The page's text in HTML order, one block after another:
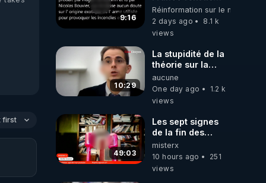
first
9:16
partie d' un plan
qui aurait débuté
le 11 septembre
Réinformation sur le monde
2 days ago
8.1 k
views
10:29
La stupidité de la
théorie sur la
responsabilité de
l’homme
concernant le
carbone.
aucune
One day ago
1.2 k
views
49:03
Les sept signes
de la fin des
temps selon
l’intervenant
misterx
10 hours ago
251
views